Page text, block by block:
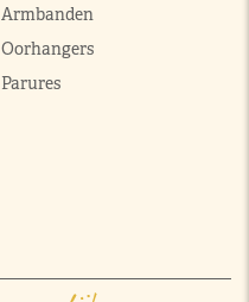
Armbanden
Oorhangers
Parures